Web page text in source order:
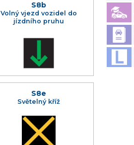
S8b
Volný vjezd vozidel do
jízdního pruhu
S8e
Světelný kříž